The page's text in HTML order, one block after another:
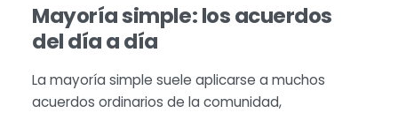
Mayoría simple: los acuerdos
del día a día
La mayoría simple suele aplicarse a muchos
acuerdos ordinarios de la comunidad,